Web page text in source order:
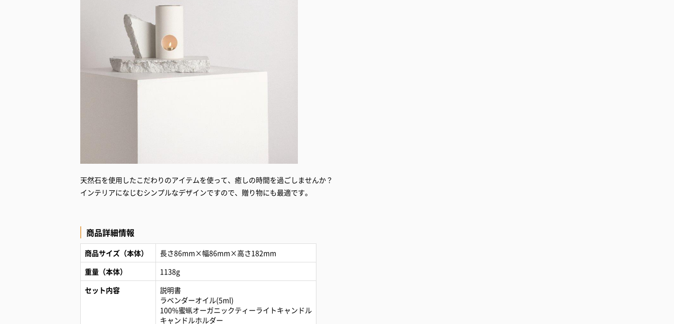
天然石を使用したこだわりのアイテムを使って、癒しの時間を過ごしませんか？
インテリアになじむシンプルなデザインですので、贈り物にも最適です。
商品詳細情報
商品サイズ（本体）
長さ86mm×幅86mm×高さ182mm
重量（本体）
1138g
セット内容
説明書
ラベンダーオイル(5ml)
100%蜜蝋オーガニックティーライトキャンドル
キャンドルホルダー